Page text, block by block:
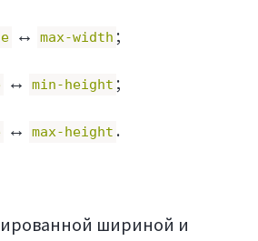
↔ max-width ;
↔ min-height ;
↔ max-height .
шириной и